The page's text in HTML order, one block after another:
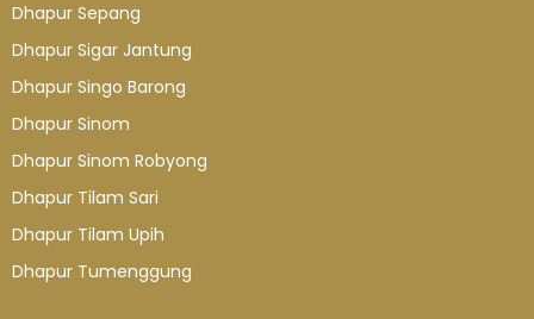
Dhapur Sepang
Dhapur Sigar Jantung
Dhapur Singo Barong
Dhapur Sinom
Dhapur Sinom Robyong
Dhapur Tilam Sari
Dhapur Tilam Upih
Dhapur Tumenggung